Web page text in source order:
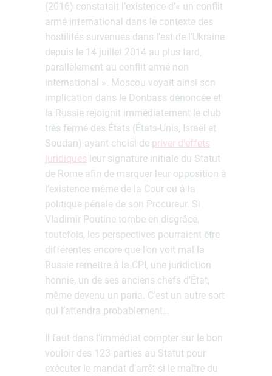
(2016) constatait l’existence d’« un conflit
armé international dans le contexte des
hostilités survenues dans l’est de l’Ukraine
depuis le 14 juillet 2014 au plus tard,
parallèlement au conflit armé non
international ». Moscou voyait ainsi son
implication dans le Donbass dénoncée et
la Russie rejoignit immédiatement le club
très fermé des États (États-Unis, Israël et
Soudan) ayant choisi de priver d’effets
juridiques leur signature initiale du Statut
de Rome afin de marquer leur opposition à
l’existence même de la Cour ou à la
politique pénale de son Procureur. Si
Vladimir Poutine tombe en disgrâce,
toutefois, les perspectives pourraient être
différentes encore que l’on voit mal la
Russie remettre à la CPI, une juridiction
honnie, un de ses anciens chefs d’État,
même devenu un paria. C’est un autre sort
qui l’attendra probablement…
Il faut dans l’immédiat compter sur le bon
vouloir des 123 parties au Statut pour
exécuter le mandat d’arrêt si le maître du